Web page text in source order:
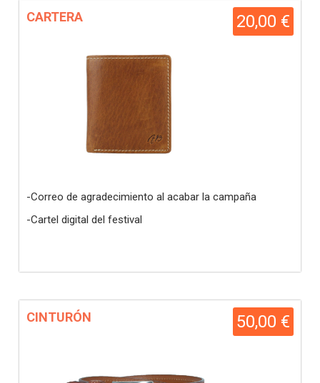
20,00 €
CARTERA
-Correo de agradecimiento al acabar la campaña
-Cartel digital del festival
50,00 €
CINTURÓN